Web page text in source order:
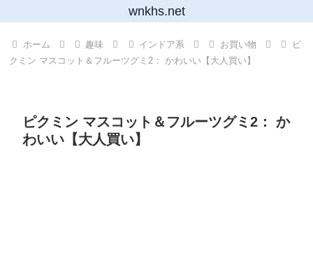
wnkhs.net
ホーム 趣味 インドア系 お買い物
ピ
クミン マスコット＆フルーツグミ2： かわいい【大人買い】
ピクミン マスコット＆フルーツグミ2： か
わいい【大人買い】